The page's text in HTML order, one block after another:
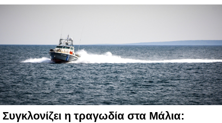
Συγκλονίζει η τραγωδία στα Μάλια: